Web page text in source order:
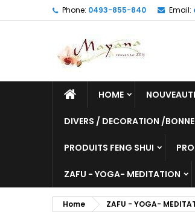
Phone: 0493-855-840 Email:
HOME
DIVERS / DECORATION /
PRODUITS FENG SHUI
ZAFU - YOGA- MEDITATION
Home ZAFU - YOGA-